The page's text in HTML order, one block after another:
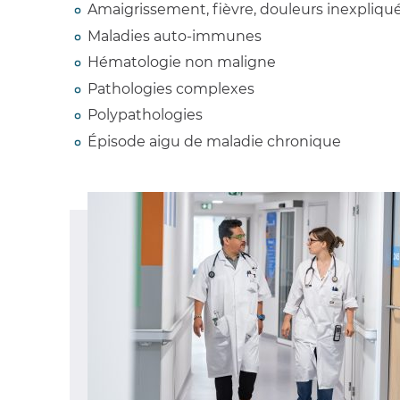
Amaigrissement, fièvre, douleurs
Maladies auto-immunes
Hématologie non maligne
Pathologies complexes
Polypathologies
Épisode aigu de maladie chronique